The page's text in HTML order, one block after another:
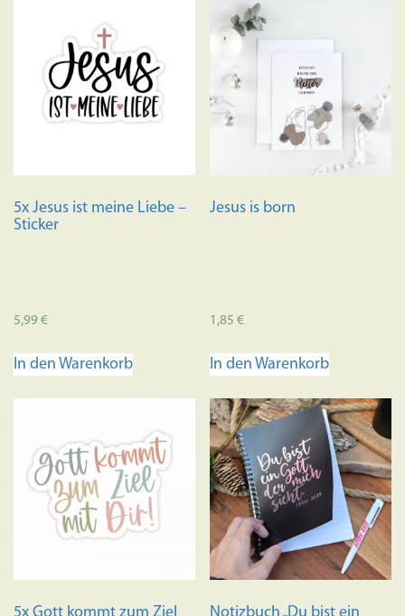
können
auf
der
5x Jesus ist meine Liebe –
Sticker
5,99€
In den Warenkorb
Jesus is born
1,85€
In den Warenkorb